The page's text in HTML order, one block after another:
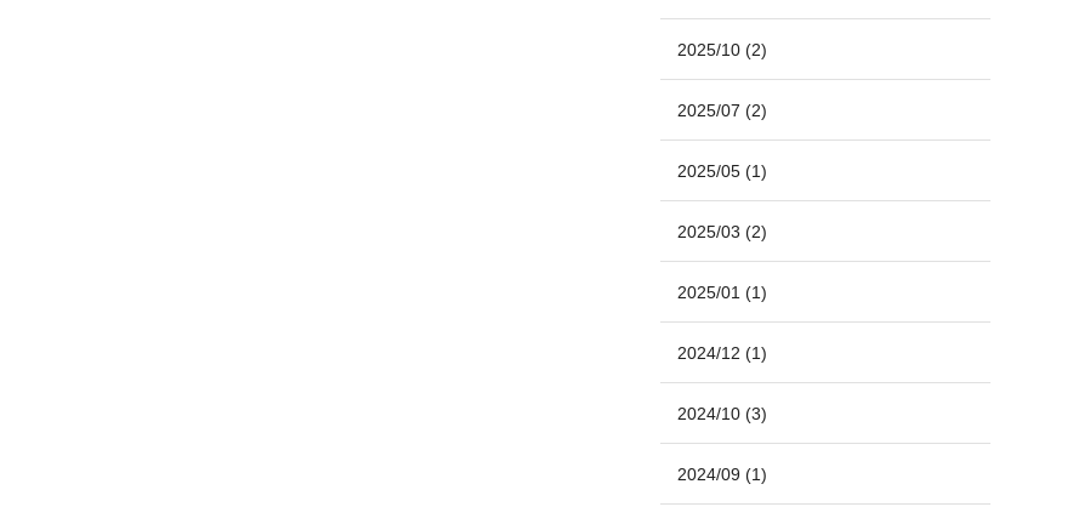
2025/10 (2)
2025/07 (2)
2025/05 (1)
2025/03 (2)
2025/01 (1)
2024/12 (1)
2024/10 (3)
2024/09 (1)